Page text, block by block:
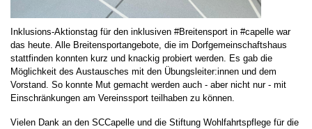
Inklusions-Aktionstag für den inklusiven #Breitensport in #capelle war
das heute. Alle Breitensportangebote, die im Dorfgemeinschaftshaus
stattfinden konnten kurz und knackig probiert werden. Es gab die
Möglichkeit des Austausches mit den Übungsleiter:innen und dem
Vorstand. So konnte Mut gemacht werden auch - aber nicht nur - mit
Einschränkungen am Vereinssport teilhaben zu können.
Vielen Dank an den SCCapelle und die Stiftung Wohlfahrtspflege für die